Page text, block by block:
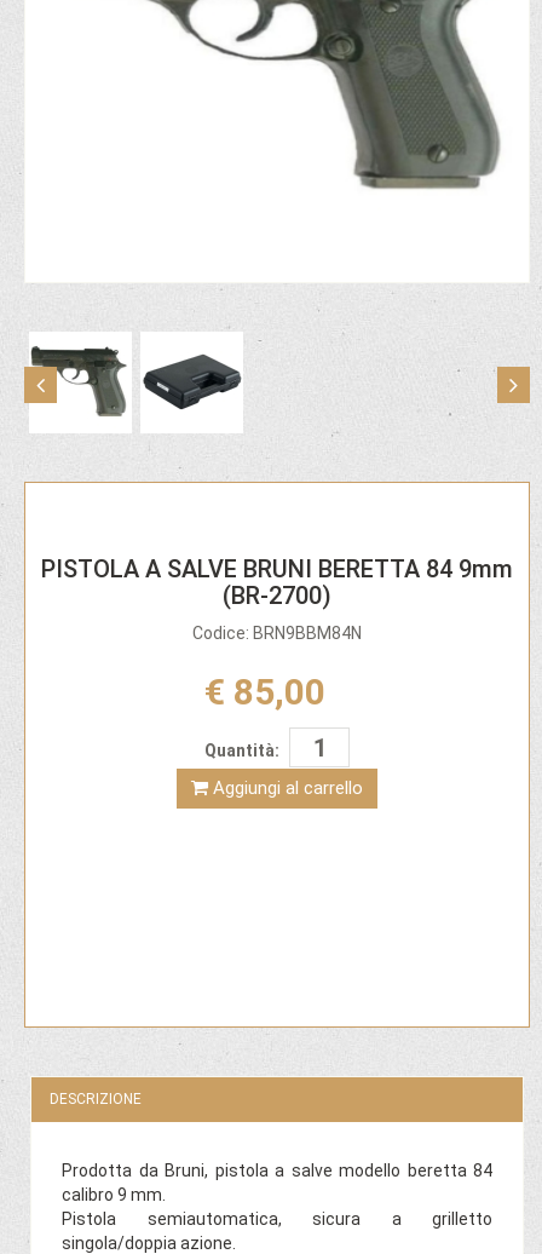
PISTOLA A SALVE BRUNI BERETTA 84 9mm
(BR-2700)
Codice: BRN9BBM84N
€ 85,00
Quantità:
Aggiungi al carrello
DESCRIZIONE
Prodotta da Bruni, pistola a salve modello beretta 84
calibro 9 mm.
Pistola semiautomatica, sicura a grilletto
singola/doppia azione.